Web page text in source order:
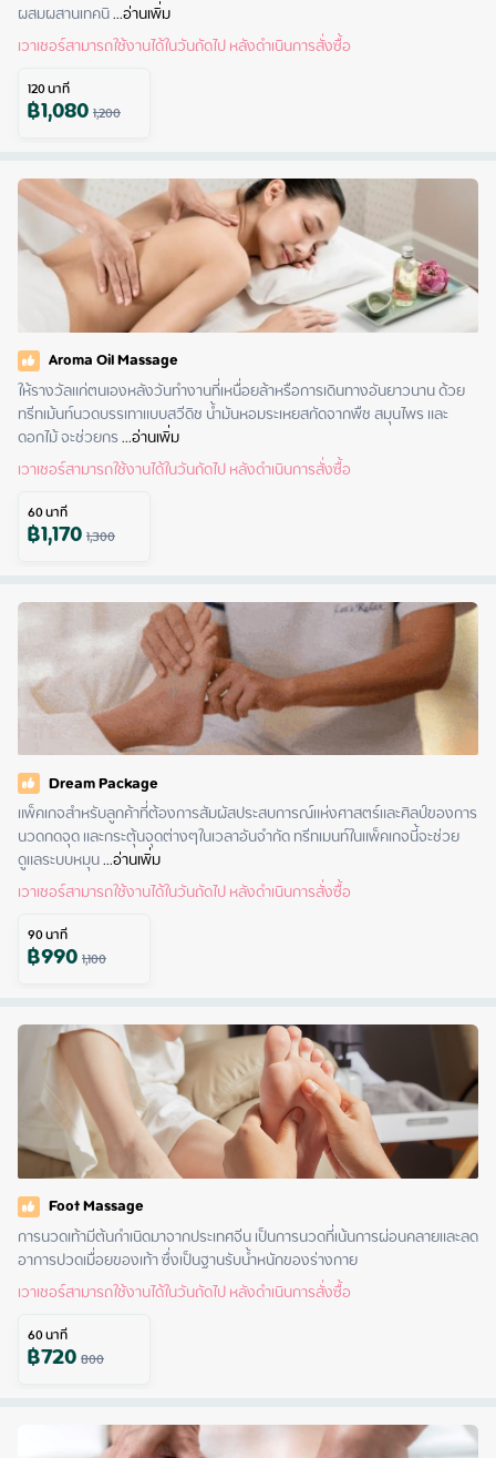
ผสมผสานเทคนิ ...อ่านเพิ่ม
เวาเชอร์สามารถใช้งานได้ในวันถัดไป หลังดำเนินการสั่งซื้อ
120นาที
฿1,0801,200
Aroma Oil Massage
ให้รางวัลแก่ตนเองหลังวันทำงานที่เหนื่อยล้าหรือการเดินทางอันยาวนาน ด้วย
ทรีทเม้นท์นวดบรรเทาแบบสวีดิช น้ำมันหอมระเหยสกัดจากพืช สมุนไพร และ
ดอกไม้ จะช่วยกร ...อ่านเพิ่ม
เวาเชอร์สามารถใช้งานได้ในวันถัดไป หลังดำเนินการสั่งซื้อ
60นาที
฿1,1701,300
Dream Package
แพ็คเกจสำหรับลูกค้าที่ต้องการสัมผัสประสบการณ์แห่งศาสตร์และศิลป์ของการ
นวดกดจุด และกระตุ้นจุดต่างๆในเวลาอันจำกัด ทรีทเมนท์ในแพ็คเกจนี้จะช่วย
ดูแลระบบหมุน ...อ่านเพิ่ม
เวาเชอร์สามารถใช้งานได้ในวันถัดไป หลังดำเนินการสั่งซื้อ
90นาที
฿9901,100
Foot Massage
การนวดเท้ามีต้นกำเนิดมาจากประเทศจีน เป็นการนวดที่เน้นการผ่อนคลายและลด
อาการปวดเมื่อยของเท้า ซึ่งเป็นฐานรับน้ำหนักของร่างกาย
เวาเชอร์สามารถใช้งานได้ในวันถัดไป หลังดำเนินการสั่งซื้อ
60นาที
฿720800